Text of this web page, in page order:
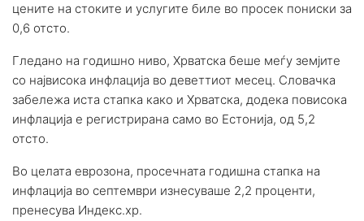
цените на стоките и услугите биле во просек пониски за
0,6 отсто.
Гледано на годишно ниво, Хрватска беше меѓу земјите
со највисока инфлација во деветтиот месец. Словачка
забележа иста стапка како и Хрватска, додека повисока
инфлација е регистрирана само во Естонија, од 5,2
отсто.
Во целата еврозона, просечната годишна стапка на
инфлација во септември изнесуваше 2,2 проценти,
пренесува Индекс.хр.